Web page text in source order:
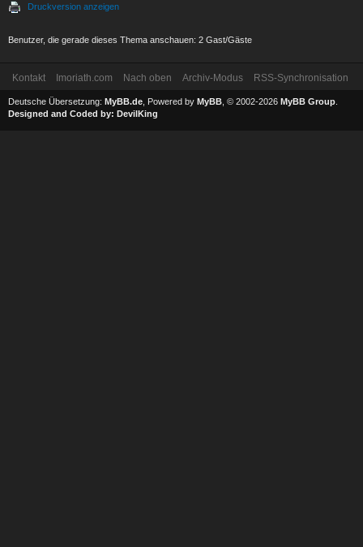
Druckversion anzeigen
Benutzer, die gerade dieses Thema anschauen: 2 Gast/Gäste
Kontakt Imoriath.com Nach oben Archiv-Modus RSS-Synchronisation
Deutsche Übersetzung: MyBB.de , Powered by MyBB , © 2002-2026 MyBB Group
Designed and Coded by: DevilKing